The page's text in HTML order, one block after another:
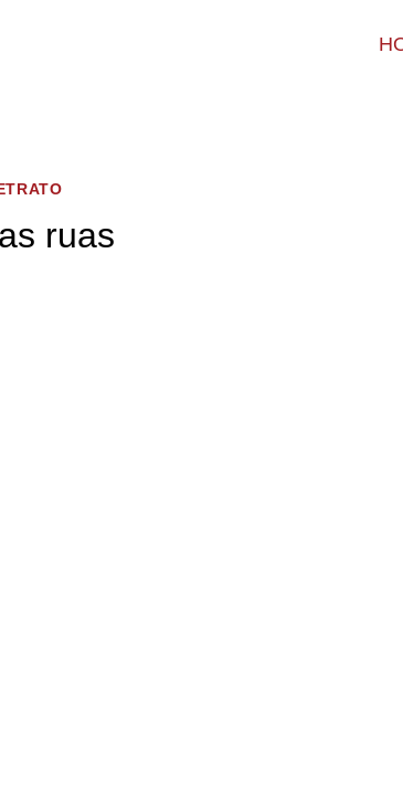
ruas